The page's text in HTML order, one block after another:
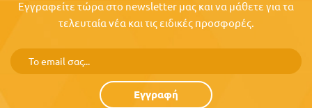
Εγγραφείτε τώρα στο newsletter μας και να μάθετε για τα
τελευταία νέα και τις ειδικές προσφορές.
Εγγραφή